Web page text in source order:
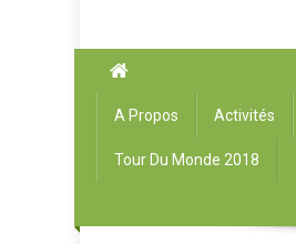
A Propos Activités
Tour Du Monde 2018